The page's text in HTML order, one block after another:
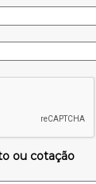
ou cotação